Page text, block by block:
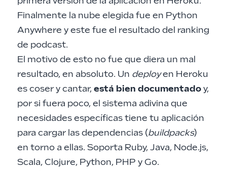
Finalmente la nube elegida fue en Python
Anywhere y este fue el resultado del ranking
de podcast.
El motivo de esto no fue que diera un mal
resultado, en absoluto. Un deployen Heroku
es coser y cantar, está bien documentadoy,
por si fuera poco, el sistema adivina que
necesidades específicas tiene tu aplicación
para cargar las dependencias (buildpacks)
en torno a ellas. Soporta Ruby, Java, Node.js,
Scala, Clojure, Python, PHP y Go.